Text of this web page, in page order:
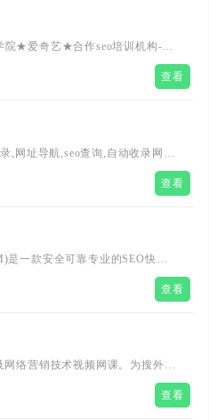
站。
★爱奇艺★合作seo培训机构-魔
注重实战优化排名技术,提供海量
seo优化培训课程体系提高学员的查看
,网址导航,seo查询,自动收录网
查看
一款安全可靠专业的SEO快速
名,利用真实搜索流量排名的原理
,可提高百度关键词排名、SEO排查看
络营销技术视频网课。为搜外用
技术的建站系统搜外6系统、设计
查看